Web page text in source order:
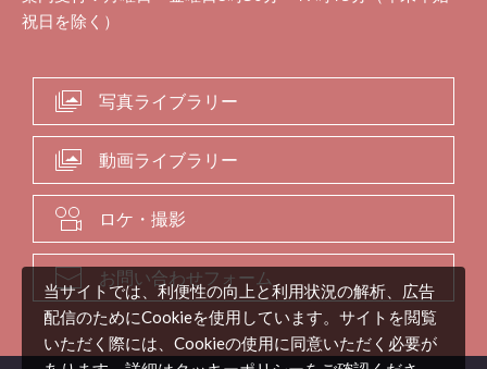
祝日を除く）
写真ライブラリー
動画ライブラリー
ロケ・撮影
お問い合わせフォーム
当サイトでは、利便性の向上と利用状況の解析、広告
配信のためにCookieを使用しています。サイトを閲覧
いただく際には、Cookieの使用に同意いただく必要が